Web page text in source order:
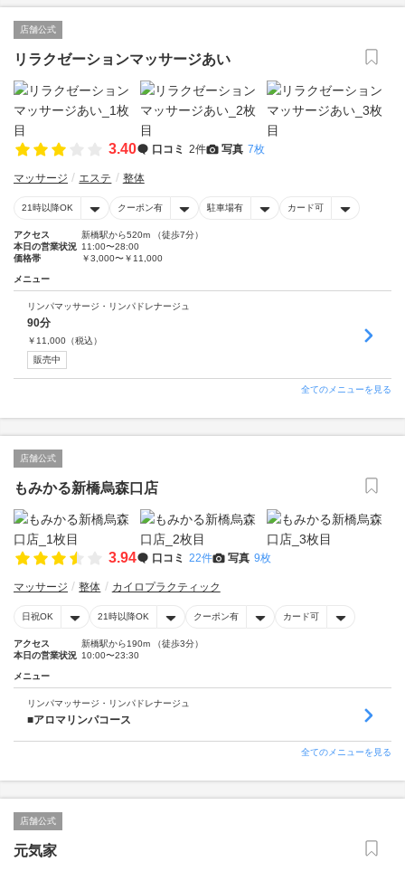
店舗公式
リラクゼーションマッサージあい
3.40 口コミ 2件 写真 7枚
マッサージ エステ 整体
21時以降OK クーポン有 駐車場有 カード可
アクセス
新橋駅から520m （徒歩7分）
本日の営業状況 11:00〜28:00
価格帯
￥3,000〜￥11,000
メニュー
リンパマッサージ・リンパドレナージュ
90分
￥ 11,000 （税込）
販売中
全てのメニューを見る
店舗公式
もみかる新橋烏森口店
3.94 口コミ 22件 写真 9枚
マッサージ 整体 カイロプラクティック
日祝OK 21時以降OK クーポン有 カード可
アクセス
新橋駅から190m （徒歩3分）
本日の営業状況 10:00〜23:30
メニュー
リンパマッサージ・リンパドレナージュ
■アロマリンパコース
全てのメニューを見る
店舗公式
元気家